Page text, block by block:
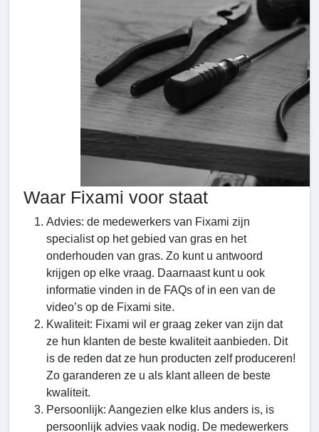
Waar Fixami voor staat
Advies: de medewerkers van Fixami zijn
specialist op het gebied van gras en het
onderhouden van gras. Zo kunt u antwoord
krijgen op elke vraag. Daarnaast kunt u ook
informatie vinden in de FAQs of in een van de
video’s op de Fixami site.
Kwaliteit: Fixami wil er graag zeker van zijn dat
ze hun klanten de beste kwaliteit aanbieden. Dit
is de reden dat ze hun producten zelf produceren!
Zo garanderen ze u als klant alleen de beste
kwaliteit.
Persoonlijk: Aangezien elke klus anders is, is
persoonlijk advies vaak nodig. De medewerkers